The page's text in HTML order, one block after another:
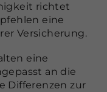
richtet
eine
Versicherung.
eine
an die
Differenzen zur